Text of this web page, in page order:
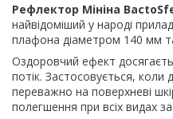
Рефлектор Мініна
найвідоміший у народі
плафона діаметром 140 мм
Оздоровчий ефект
потік. Застосовується,
переважно на поверхневі
полегшення при всіх видах